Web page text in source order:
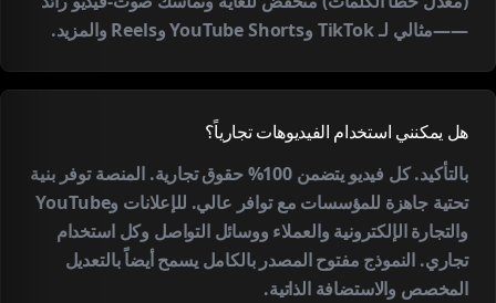
——مثالي لـ TikTok وYouTube Shorts وReels والمزيد.
هل يمكنني استخدام الفيديوهات تجارياً؟
بالتأكيد. كل فيديو يتضمن 100% حقوق تجارية. المنصة توفر بنية
تحتية جاهزة للمؤسسات مع توافر عالي. للإعلانات وYouTube
والتجارة الإلكترونية والعملاء ووسائل التواصل وكل استخدام
تجاري. النموذج مفتوح المصدر بالكامل يسمح أيضاً بالتعديل
المخصص والاستضافة الذاتية.